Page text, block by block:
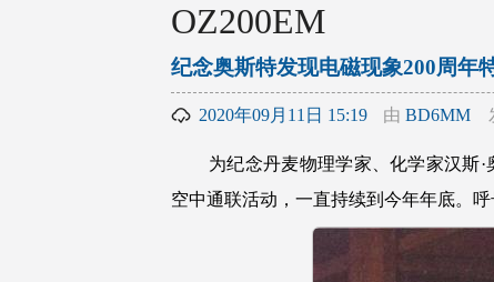
OZ200EM
纪念奥斯特发现电磁现象200周年
2020年09月11日 15:19 由BD6MM
为纪念丹麦物理学家、化学家汉斯·
空中通联活动，一直持续到今年年底。呼